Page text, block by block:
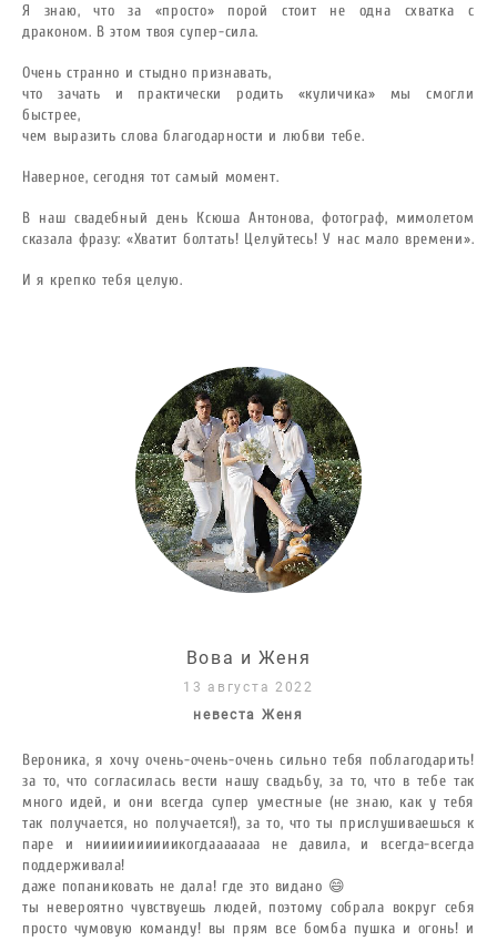
Я знаю, что за «просто» порой стоит не одна схватка с
драконом. В этом твоя супер-сила.
Очень странно и стыдно признавать,
что зачать и практически родить «куличика» мы смогли
быстрее,
чем выразить слова благодарности и любви тебе.
Наверное, сегодня тот самый момент.
В наш свадебный день Ксюша Антонова, фотограф, мимолетом
сказала фразу: «Хватит болтать! Целуйтесь! У нас мало времени».
И я крепко тебя целую.
Вова и Женя
1 3 августа 2022
невеста Женя
Вероника, я хочу очень-очень-очень сильно тебя поблагодарить!
за то, что согласилась вести нашу свадьбу, за то, что в тебе так
много идей, и они всегда супер уместные (не знаю, как у тебя
так получается, но получается!), за то, что ты прислушиваешься к
паре и ниииииииииикогдааааааа не давила, и всегда-всегда
поддерживала!
даже попаниковать не дала! где это видано 😄
ты невероятно чувствуешь людей, поэтому собрала вокруг себя
просто чумовую команду! вы прям все бомба пушка и огонь! и